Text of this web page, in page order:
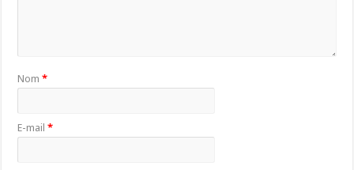
Nom*
E-mail*